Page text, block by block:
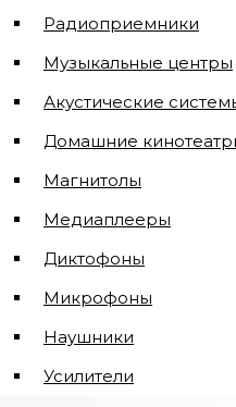
Радиоприемники
Музыкальные центры
Акустические
Домашние
Магнитолы
Медиаплееры
Диктофоны
Микрофоны
Наушники
Усилители